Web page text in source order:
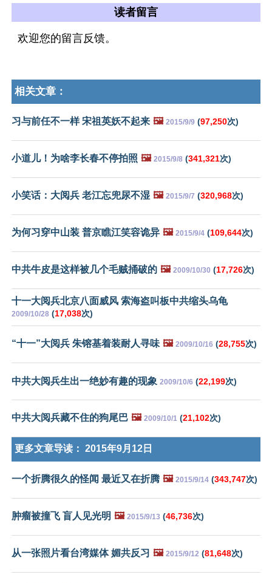
读者留言
欢迎您的留言反馈。
相关文章：
习与前任不一样 宋祖英妖不起来 🖼️ 2015/9/9 (97,250次)
小道儿！为啥李长春不停拍照 🖼️ 2015/9/8 (341,321次)
小笑话：大阅兵 老江忘兜尿不湿 🖼️ 2015/9/7 (320,968次)
为何习穿中山装 普京瞧江笑容诡异 🖼️ 2015/9/4 (109,644次)
中共牛皮是这样被几个毛贼捅破的 🖼️ 2009/10/30 (17,726次)
十一大阅兵北京八面威风 索海盗叫板中共缩头乌龟
2009/10/28 (17,038次)
“十一”大阅兵 朱镕基着装耐人寻味 🖼️ 2009/10/16 (28,755次)
中共大阅兵生出一绝妙有趣的现象 2009/10/6 (22,199次)
中共大阅兵藏不住的狗尾巴 🖼️ 2009/10/1 (21,102次)
更多文章导读： 2015年9月12日
一个折腾很久的怪闻 最近又在折腾 🖼️ 2015/9/14 (343,747次)
肿瘤被撞飞 盲人见光明 🖼️ 2015/9/13 (46,736次)
从一张照片看台湾媒体 媚共反习 🖼️ 2015/9/12 (81,648次)